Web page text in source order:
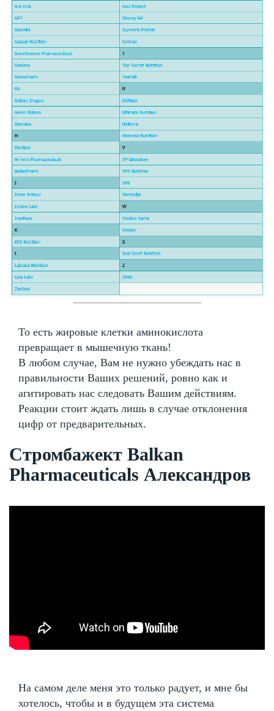
То есть жировые клетки аминокислота
превращает в мышечную ткань!
В любом случае, Вам не нужно убеждать нас в
правильности Ваших решений, ровно как и
агитировать нас следовать Вашим действиям.
Реакции стоит ждать лишь в случае отклонения
цифр от предварительных.
Стромбажект Balkan
Pharmaceuticals Александров
На самом деле меня это только радует, и мне бы
хотелось, чтобы и в будущем эта система